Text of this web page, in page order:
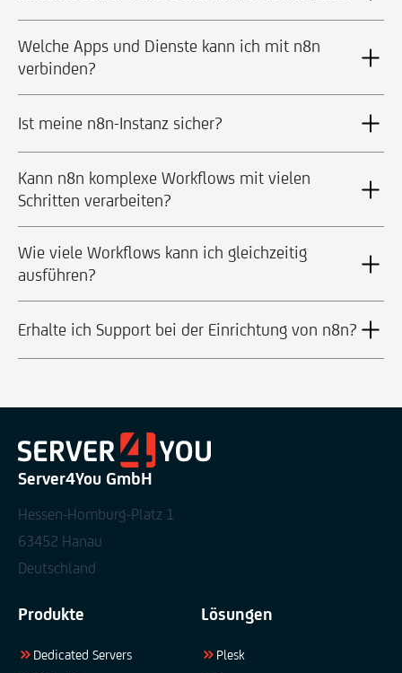
Welche Apps und Dienste kann ich mit n8n
verbinden?
Ist meine n8n-Instanz sicher?
Kann n8n komplexe Workflows mit vielen
Schritten verarbeiten?
Wie viele Workflows kann ich gleichzeitig
ausführen?
Erhalte ich Support bei der Einrichtung von n8n?
Server4You GmbH
Hessen-Homburg-Platz 1
63452 Hanau
Deutschland
Produkte
Dedicated Servers
Lösungen
Plesk